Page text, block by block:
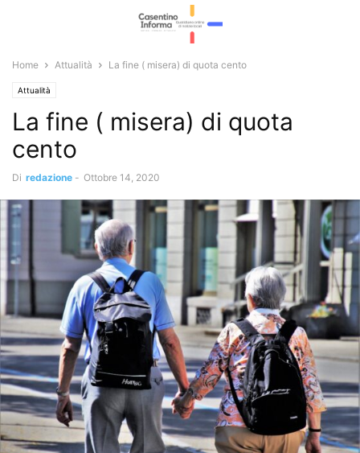
Home Attualità La fine ( misera) di quota cento
Attualità
La fine ( misera) di quota
cento
Di redazione - Ottobre 14, 2020